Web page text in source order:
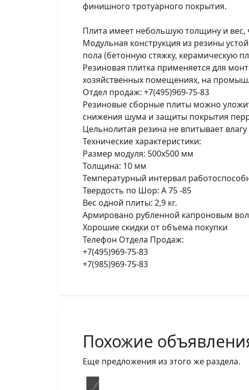
финишного тротуарного покрытия.
Плита имеет небольшую толщину и вес,
Модульная конструкция из резины
пола (бетонную стяжку, керамическую
Резиновая плитка применяется для
хозяйственных помещениях, на
Отдел продаж: +7(495)969-75-83
Резиновые сборные плиты можно
снижения шума и защиты покрытия
Цельнолитая резина не впитывает
Технические характеристики:
Размер модуля: 500х500 мм
Толщина: 10 мм
Температурный интервал
Твердость по Шор: А 75 -85
Вес одной плиты: 2,9 кг.
Армировано рубленной капроновым
Хорошие скидки от объема покупки
Телефон Отдела Продаж:
+7(495)969-75-83
+7(985)969-75-83
Похожие
Еще предложения из этого же раздела.